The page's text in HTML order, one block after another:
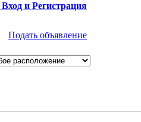
Вход и Регистрация
Подать объявление